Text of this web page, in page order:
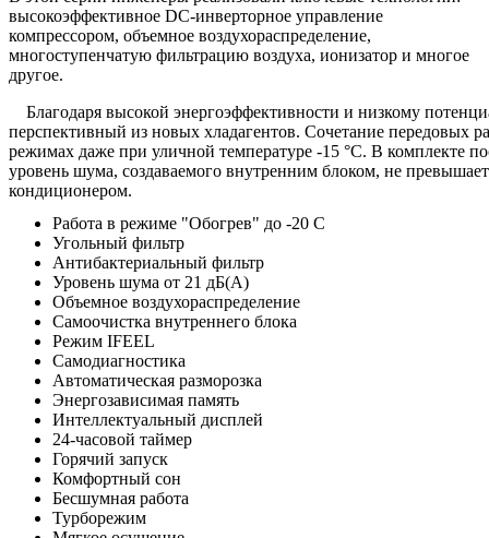
высокоэффективное DC-инверторное управление
компрессором, объемное воздухораспределение,
многоступенчатую фильтрацию воздуха, ионизатор и многое
другое.
Благодаря высокой энергоэффективности и низкому
перспективный из новых хладагентов. Сочетание передовых
режимах даже при уличной температуре -15 °С. В комплекте
уровень шума, создаваемого внутренним блоком, не
кондиционером.
Работа в режиме "Обогрев" до -20 С
Угольный фильтр
Антибактериальный фильтр
Уровень шума от 21 дБ(А)
Объемное воздухораспределение
Самоочистка внутреннего блока
Режим IFEEL
Самодиагностика
Автоматическая разморозка
Энергозависимая память
Интеллектуальный дисплей
24-часовой таймер
Горячий запуск
Комфортный сон
Бесшумная работа
Турборежим